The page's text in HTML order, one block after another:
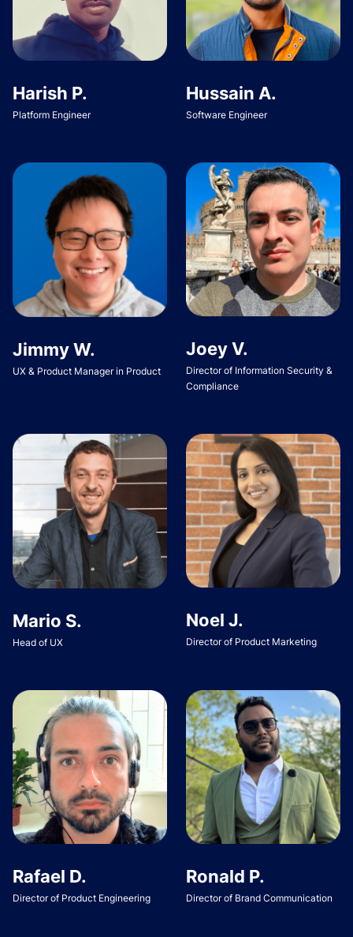
Harish P.
Platform Engineer
Hussain A.
Software Engineer
Jimmy W.
UX & Product Manager in Product
Joey V.
Director of Information Security &
Compliance
Mario S.
Head of UX
Noel J.
Director of Product Marketing
Rafael D.
Director of Product Engineering
Ronald P.
Director of Brand Communication